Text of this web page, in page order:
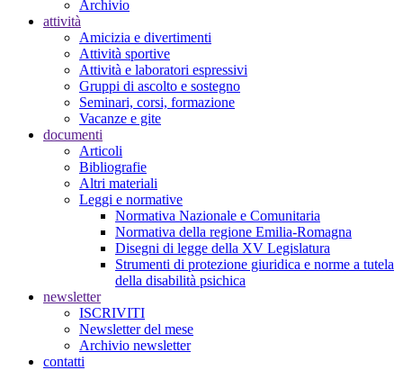
Archivio
attività
Amicizia e divertimenti
Attività sportive
Attività e laboratori espressivi
Gruppi di ascolto e sostegno
Seminari, corsi, formazione
Vacanze e gite
documenti
Articoli
Bibliografie
Altri materiali
Leggi e normative
Normativa Nazionale e Comunitaria
Normativa della regione Emilia-Romagna
Disegni di legge della XV Legislatura
Strumenti di protezione giuridica e norme a tutela
della disabilità psichica
newsletter
ISCRIVITI
Newsletter del mese
Archivio newsletter
contatti